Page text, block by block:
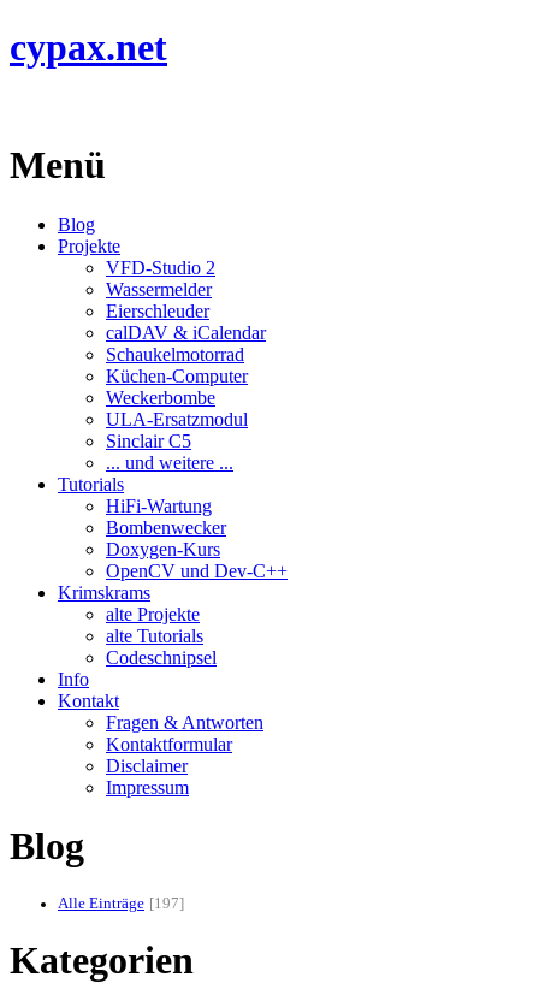
cypax.net
Menü
Blog
Projekte
VFD-Studio 2
Wassermelder
Eierschleuder
calDAV & iCalendar
Schaukelmotorrad
Küchen-Computer
Weckerbombe
ULA-Ersatzmodul
Sinclair C5
... und weitere ...
Tutorials
HiFi-Wartung
Bombenwecker
Doxygen-Kurs
OpenCV und Dev-C++
Krimskrams
alte Projekte
alte Tutorials
Codeschnipsel
Info
Kontakt
Fragen & Antworten
Kontaktformular
Disclaimer
Impressum
Blog
Alle Einträge 197
Kategorien